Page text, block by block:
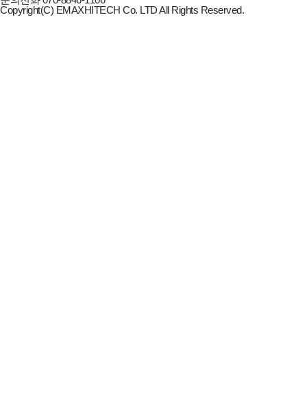
Copyright(C) EMAXHITECH Co. LTD All Rights Reserved.